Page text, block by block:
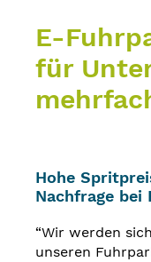
E-
für
Hohe
Nachfrage bei
“Wir werden
unseren